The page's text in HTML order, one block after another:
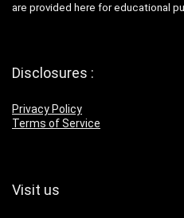
are provided here for educational
Disclosures :
Privacy Policy
Terms of Service
Visit us